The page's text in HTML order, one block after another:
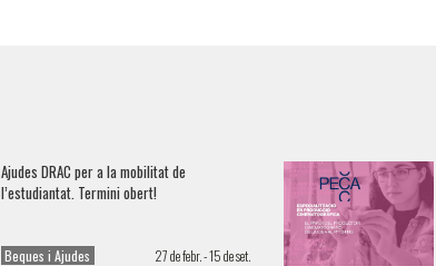
Ajudes DRAC per a la mobilitat de
l’estudiantat. Termini obert!
Beques i Ajudes 27 de febr. - 15 de set.